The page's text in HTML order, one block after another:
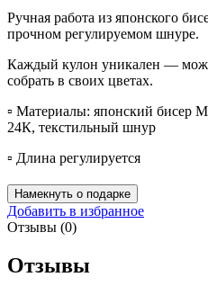
Ручная работа из японского
прочном регулируемом шнуре.
Каждый кулон уникален —
собрать в своих цветах.
▫️ Материалы: японский бисер
24К, текстильный шнур
▫️ Длина регулируется
Намекнуть о подарке
Добавить в избранное
Отзывы (0)
Отзывы